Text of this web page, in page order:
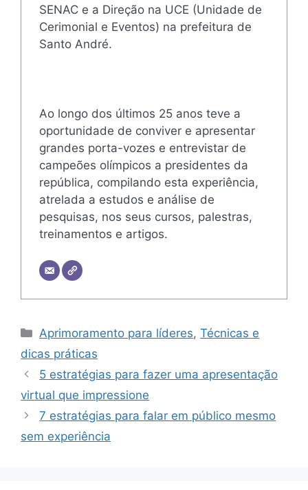
SENAC e a Direção na UCE (Unidade de
Cerimonial e Eventos) na prefeitura de
Santo André.
Ao longo dos últimos 25 anos teve a
oportunidade de conviver e apresentar
grandes porta-vozes e entrevistar de
campeões olímpicos a presidentes da
república, compilando esta experiência,
atrelada a estudos e análise de
pesquisas, nos seus cursos, palestras,
treinamentos e artigos.
Categorias
Aprimoramento para líderes,Técnicas e
dicas práticas
5 estratégias para fazer uma apresentação
virtual que impressione
7 estratégias para falar em público mesmo
sem experiência